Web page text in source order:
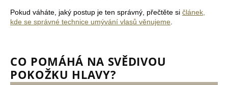
Pokud váháte, jaký postup je ten správný, přečtěte si článek,
kde se správné technice umývání vlasů věnujeme.
CO POMÁHÁ NA SVĚDIVOU
POKOŽKU HLAVY?